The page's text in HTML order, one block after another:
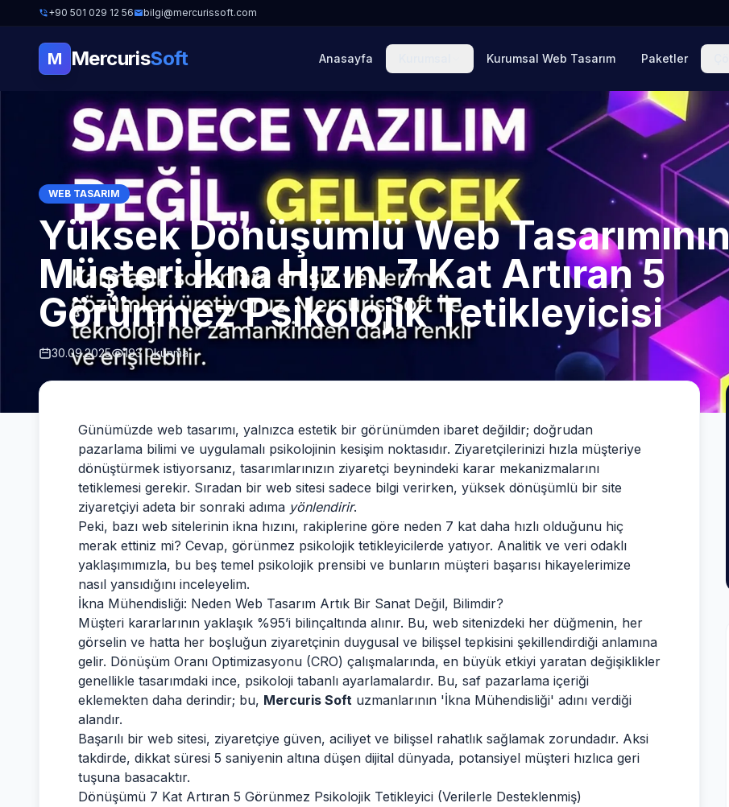
+90 501 029 12 56 bilgi@mercurissoft.com
M MercurisSoft Anasayfa Kurumsal Web Tasarım Paketler
WEB TASARIM
Yüksek Dönüşümlü Web Tasarımının
Müşteri İkna Hızını 7 Kat Artıran 5
Görünmez Psikolojik Tetikleyicisi
30.09.2025 193 Okunma
Günümüzde web tasarımı, yalnızca estetik bir görünümden ibaret değildir; doğrudan
pazarlama bilimi ve uygulamalı psikolojinin kesişim noktasıdır. Ziyaretçilerinizi hızla müşteriye
dönüştürmek istiyorsanız, tasarımlarınızın ziyaretçi beynindeki karar mekanizmalarını
tetiklemesi gerekir. Sıradan bir web sitesi sadece bilgi verirken, yüksek dönüşümlü bir site
ziyaretçiyi adeta bir sonraki adıma yönlendirir.
Peki, bazı web sitelerinin ikna hızını, rakiplerine göre neden 7 kat daha hızlı olduğunu hiç
merak ettiniz mi? Cevap, görünmez psikolojik tetikleyicilerde yatıyor. Analitik ve veri odaklı
yaklaşımımızla, bu beş temel psikolojik prensibi ve bunların müşteri başarısı hikayelerimize
nasıl yansıdığını inceleyelim.
İkna Mühendisliği: Neden Web Tasarım Artık Bir Sanat Değil, Bilimdir?
Müşteri kararlarının yaklaşık %95’i bilinçaltında alınır. Bu, web sitenizdeki her düğmenin, her
görselin ve hatta her boşluğun ziyaretçinin duygusal ve bilişsel tepkisini şekillendirdiği anlamına
gelir. Dönüşüm Oranı Optimizasyonu (CRO) çalışmalarında, en büyük etkiyi yaratan değişiklikler
genellikle tasarımdaki ince, psikoloji tabanlı ayarlamalardır. Bu, saf pazarlama içeriği
eklemekten daha derindir; bu, Mercuris Soft uzmanlarının 'İkna Mühendisliği' adını verdiği
alandır.
Başarılı bir web sitesi, ziyaretçiye güven, aciliyet ve bilişsel rahatlık sağlamak zorundadır. Aksi
takdirde, dikkat süresi 5 saniyenin altına düşen dijital dünyada, potansiyel müşteri hızlıca geri
tuşuna basacaktır.
Dönüşümü 7 Kat Artıran 5 Görünmez Psikolojik Tetikleyici (Verilerle Desteklenmiş)